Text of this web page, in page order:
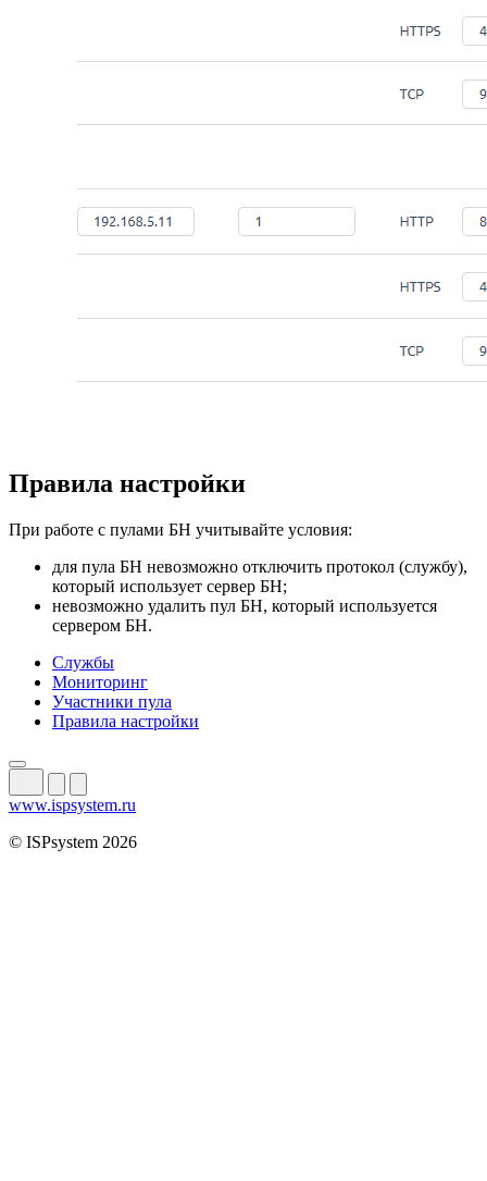
Правила настройки
При работе с пулами БН учитывайте условия:
для пула БН невозможно отключить протокол (службу),
который использует сервер БН;
невозможно удалить пул БН, который используется
сервером БН.
Службы
Мониторинг
Участники пула
Правила настройки
www.ispsystem.ru
© ISPsystem 2026